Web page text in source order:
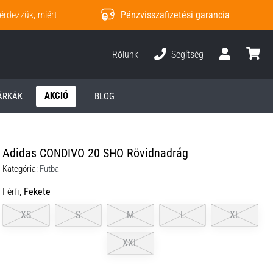
miért Pénzvisszafizetési garancia
Rólunk
Segítség
AKCIÓ BLOG
Adidas CONDIVO 20 SHO Rövidnadrág
Kategória: Futball
Férfi, Fekete
XS
S M L XL
XXL